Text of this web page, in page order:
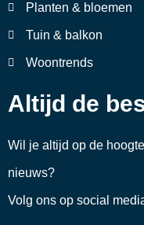
Planten & bloemen
Tuin & balkon
Woontrends
Altijd de
Wil je altijd op de
nieuws?
Volg ons op social